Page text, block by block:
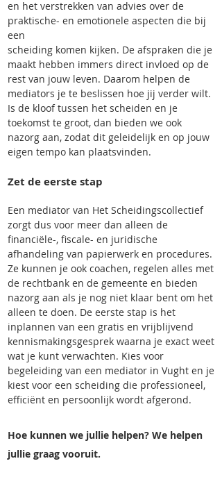
en het verstrekken van advies over de
praktische- en emotionele aspecten die bij
een
scheiding komen kijken. De afspraken die je
maakt hebben immers direct invloed op de
rest van jouw leven. Daarom helpen de
mediators je te beslissen hoe jij verder wilt.
Is de kloof tussen het scheiden en je
toekomst te groot, dan bieden we ook
nazorg aan, zodat dit geleidelijk en op jouw
eigen tempo kan plaatsvinden.
Zet de eerste stap
Een mediator van Het Scheidingscollectief
zorgt dus voor meer dan alleen de
financiële-, fiscale- en juridische
afhandeling van papierwerk en procedures.
Ze kunnen je ook coachen, regelen alles met
de rechtbank en de gemeente en bieden
nazorg aan als je nog niet klaar bent om het
alleen te doen. De eerste stap is het
inplannen van een gratis en vrijblijvend
kennismakingsgesprek waarna je exact weet
wat je kunt verwachten. Kies voor
begeleiding van een mediator in Vught en je
kiest voor een scheiding die professioneel,
efficiënt en persoonlijk wordt afgerond.
Hoe kunnen we jullie helpen? We helpen
jullie graag vooruit.